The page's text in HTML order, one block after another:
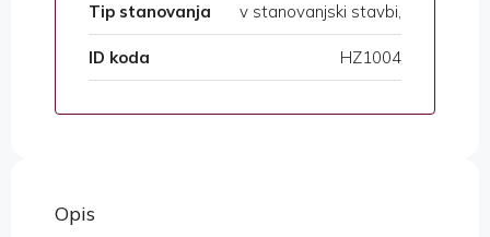
Tip stanovanja v stanovanjski stavbi,
ID koda HZ1004
Opis